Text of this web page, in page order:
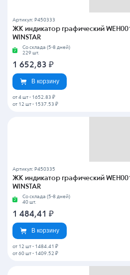
Артикул: P450333
ЖК индикатор графический
WINSTAR
Со склада (5-8 дней)
229 шт.
1 652,83 ₽
В корзину
от 4 шт - 1652.83 ₽
от 12 шт - 1537.53 ₽
Артикул: P450335
ЖК индикатор графический
WINSTAR
Со склада (5-8 дней)
40 шт.
1 484,41 ₽
В корзину
от 12 шт - 1484.41 ₽
от 60 шт - 1409.52 ₽